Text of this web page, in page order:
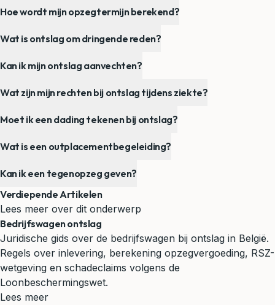
Hoe wordt mijn opzegtermijn berekend?
Wat is ontslag om dringende reden?
Kan ik mijn ontslag aanvechten?
Wat zijn mijn rechten bij ontslag tijdens ziekte?
Moet ik een dading tekenen bij ontslag?
Wat is een outplacementbegeleiding?
Kan ik een tegenopzeg geven?
Verdiepende Artikelen
Lees meer over dit onderwerp
Bedrijfswagen ontslag
Juridische gids over de bedrijfswagen bij ontslag in België.
Regels over inlevering, berekening opzegvergoeding, RSZ-
wetgeving en schadeclaims volgens de
Loonbeschermingswet.
Lees meer